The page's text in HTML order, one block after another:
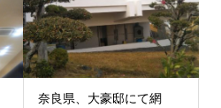
奈良県、大豪邸にて網